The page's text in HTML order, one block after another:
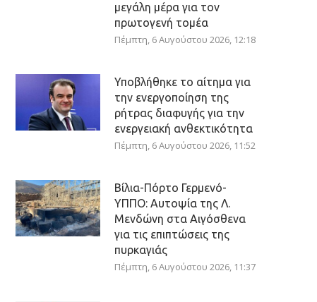
μεγάλη μέρα για τον
πρωτογενή τομέα
Πέμπτη, 6 Αυγούστου 2026, 12:18
Υποβλήθηκε το αίτημα για
την ενεργοποίηση της
ρήτρας διαφυγής για την
ενεργειακή ανθεκτικότητα
Πέμπτη, 6 Αυγούστου 2026, 11:52
Βίλια-Πόρτο Γερμενό-
ΥΠΠΟ: Αυτοψία της Λ.
Μενδώνη στα Αιγόσθενα
για τις επιπτώσεις της
πυρκαγιάς
Πέμπτη, 6 Αυγούστου 2026, 11:37